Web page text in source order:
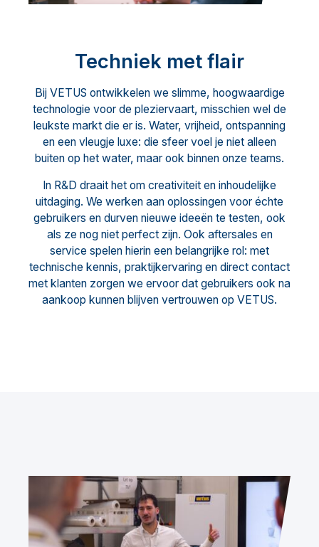
Techniek met flair
Bij VETUS ontwikkelen we slimme, hoogwaardige
technologie voor de pleziervaart, misschien wel de
leukste markt die er is. Water, vrijheid, ontspanning
en een vleugje luxe: die sfeer voel je niet alleen
buiten op het water, maar ook binnen onze teams.
In R&D draait het om creativiteit en inhoudelijke
uitdaging. We werken aan oplossingen voor échte
gebruikers en durven nieuwe ideeën te testen, ook
als ze nog niet perfect zijn. Ook aftersales en
service spelen hierin een belangrijke rol: met
technische kennis, praktijkervaring en direct contact
met klanten zorgen we ervoor dat gebruikers ook na
aankoop kunnen blijven vertrouwen op VETUS.